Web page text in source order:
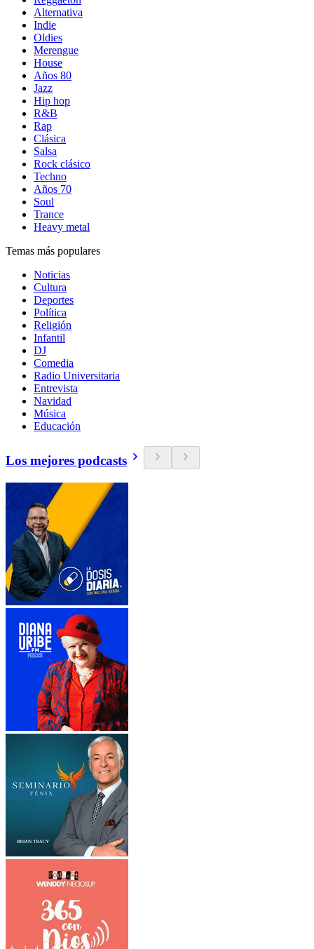
Alternativa
Indie
Oldies
Merengue
House
Años 80
Jazz
Hip hop
R&B
Rap
Clásica
Salsa
Rock clásico
Techno
Años 70
Soul
Trance
Heavy metal
Temas más populares
Noticias
Cultura
Deportes
Política
Religión
Infantil
DJ
Comedia
Radio Universitaria
Entrevista
Navidad
Música
Educación
Los mejores podcasts